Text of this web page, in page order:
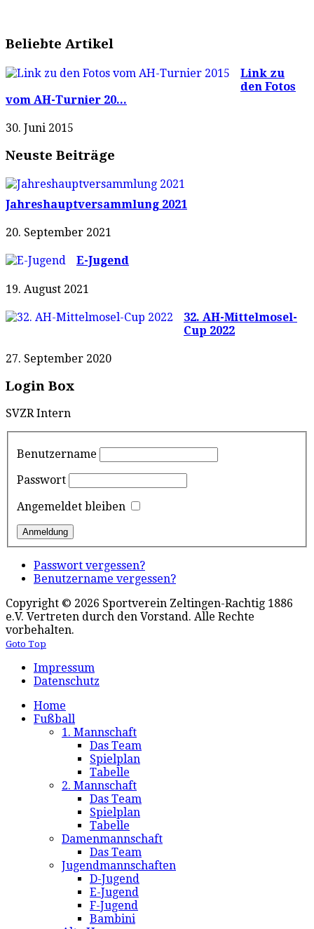
Beliebte Artikel
Link zu
den Fotos
vom AH-Turnier 20...
30. Juni 2015
Neuste Beiträge
Jahreshauptversammlung 2021
20. September 2021
E-Jugend
19. August 2021
32. AH-Mittelmosel-
Cup 2022
27. September 2020
Login Box
SVZR Intern
Benutzername
Passwort
Angemeldet bleiben
Passwort vergessen?
Benutzername vergessen?
Copyright © 2026 Sportverein Zeltingen-Rachtig 1886
e.V. Vertreten durch den Vorstand. Alle Rechte
vorbehalten.
Goto Top
Impressum
Datenschutz
Home
Fußball
1. Mannschaft
Das Team
Spielplan
Tabelle
2. Mannschaft
Das Team
Spielplan
Tabelle
Damenmannschaft
Das Team
Jugendmannschaften
D-Jugend
E-Jugend
F-Jugend
Bambini